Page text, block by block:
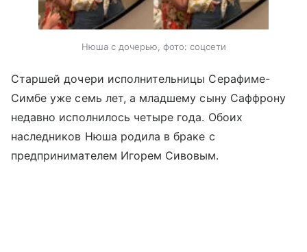
Нюша с дочерью, фото: соцсети
Старшей дочери исполнительницы Серафиме-
Симбе уже семь лет, а младшему сыну Саффрону
недавно исполнилось четыре года. Обоих
наследников Нюша родила в браке с
предпринимателем Игорем Сивовым.